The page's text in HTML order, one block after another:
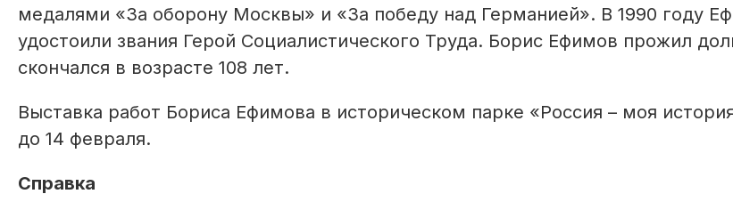
медалями «За оборону Москвы» и «За победу над Германией». В 1990 году
удостоили звания Герой Социалистического Труда. Борис Ефимов прожил
скончался в возрасте 108 лет.
Выставка работ Бориса Ефимова в историческом парке «Россия – моя
до 14 февраля.
Справка